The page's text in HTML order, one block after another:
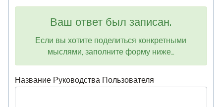
Ваш ответ был записан.
Если вы хотите поделиться конкретными
мыслями, заполните форму ниже…
Название Руководства Пользователя